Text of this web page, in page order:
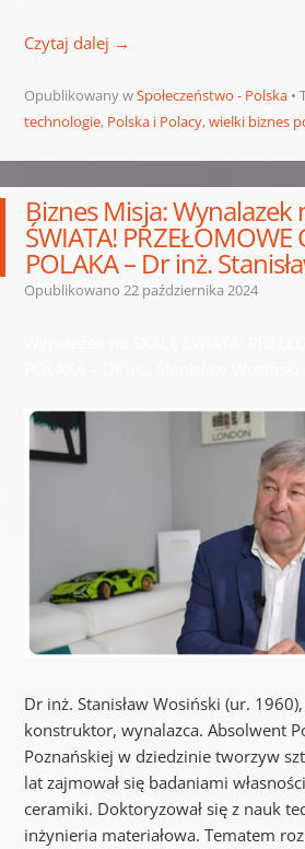
Czytaj dalej →
Opublikowany wSpołeczeństwo - Polska
technologie, Polska i Polacy,wielki biznes
Biznes Misja: Wynalazek
ŚWIATA! PRZEŁOMOWE
POLAKA – Dr inż.
Opublikowano 22 października 2024
Dr inż. Stanisław Wosiński (ur.
konstruktor, wynalazca. Absolwent
Poznańskiej w dziedzinie tworzyw
lat zajmował się badaniami
ceramiki. Doktoryzował się z nauk
inżynieria materiałowa. Tematem